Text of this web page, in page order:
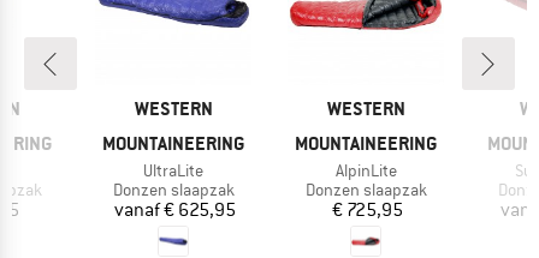
MERK
WESTERN
MOUNTAINEERING
Artikel
UltraLite
Productgroep
Donzen slaapzak
Prijs
vanaf€ 625,95
MERK
WESTERN
MOUNTAINEERING
Artikel
AlpinLite
Productgroep
Donzen slaapzak
Prijs
€ 725,95